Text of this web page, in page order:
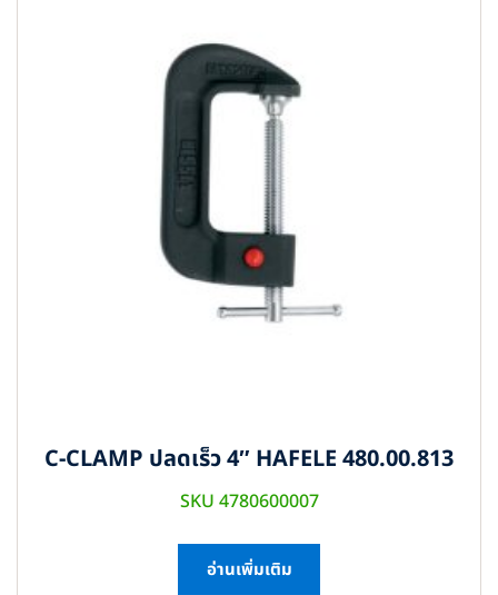
C-CLAMP ปลดเร็ว 4″ HAFELE 480.00.813
SKU 4780600007
อ่านเพิ่มเติม